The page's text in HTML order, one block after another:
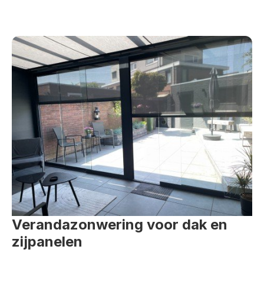
Verandazonwering voor dak en
zijpanelen